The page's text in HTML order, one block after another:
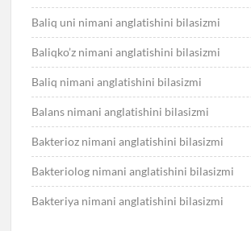
Baliq uni nimani anglatishini bilasizmi
Baliqko’z nimani anglatishini bilasizmi
Baliq nimani anglatishini bilasizmi
Balans nimani anglatishini bilasizmi
Bakterioz nimani anglatishini bilasizmi
Bakteriolog nimani anglatishini bilasizmi
Bakteriya nimani anglatishini bilasizmi